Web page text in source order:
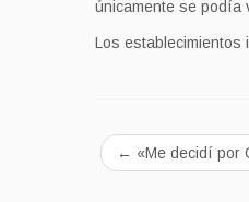
únicamente se podía
Los establecimientos
← «Me decidí por